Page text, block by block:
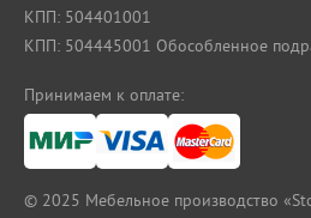
КПП: 504401001
КПП: 504445001 Обособленное
Принимаем к оплате:
© 2025 Мебельное производство